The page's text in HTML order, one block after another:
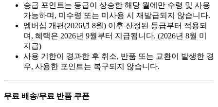
승급 포인트는 등급이 상승한 해당 월에만 수령 및 사용
가능하며, 미수령 또는 미사용 시 재발급되지 않습니다.
멤버십 개편(2026년 8월) 이후 산정된 등급부터 적용되
며, 혜택은 2026년 9월부터 지급됩니다. (2026년 8월 미
지급)
사용 기한이 경과한 후 취소, 반품 또는 교환이 발생한 경
우, 사용한 포인트는 복구되지 않습니다.
무료 배송/무료 반품 쿠폰